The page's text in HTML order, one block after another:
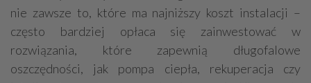
nie zawsze to, które ma najniższy koszt instalacji –
często bardziej opłaca się zainwestować w
rozwiązania, które zapewnią długofalowe
oszczędności, jak pompa ciepła, rekuperacja czy